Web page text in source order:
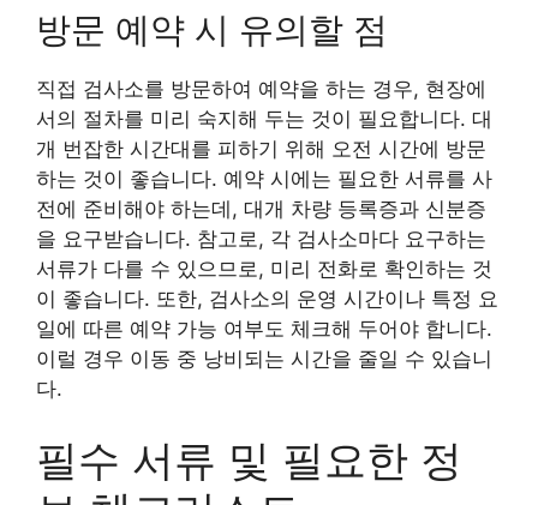
방문 예약 시 유의할 점
직접 검사소를 방문하여 예약을 하는 경우, 현장에
서의 절차를 미리 숙지해 두는 것이 필요합니다. 대
개 번잡한 시간대를 피하기 위해 오전 시간에 방문
하는 것이 좋습니다. 예약 시에는 필요한 서류를 사
전에 준비해야 하는데, 대개 차량 등록증과 신분증
을 요구받습니다. 참고로, 각 검사소마다 요구하는
서류가 다를 수 있으므로, 미리 전화로 확인하는 것
이 좋습니다. 또한, 검사소의 운영 시간이나 특정 요
일에 따른 예약 가능 여부도 체크해 두어야 합니다.
이럴 경우 이동 중 낭비되는 시간을 줄일 수 있습니
다.
필수 서류 및 필요한 정